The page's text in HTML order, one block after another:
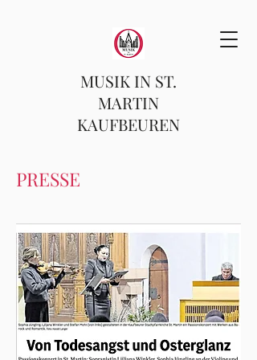
MUSIK IN ST.
MARTIN
KAUFBEUREN
PRESSE